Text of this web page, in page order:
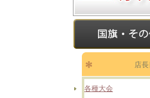
店
各種大会